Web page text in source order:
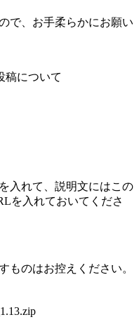
で、お手柔らかにお願い
稿について
入れて、説明文にはこの
を入れておいてくださ
のはお控えください。